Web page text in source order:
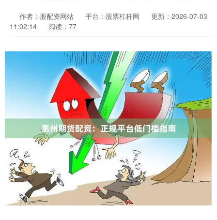
作者：股配资网站 平台：股票杠杆网
更新：2026-07-03
11:02:14
阅读：77